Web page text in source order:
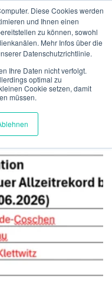
Diese Cookies werden
und Ihnen einen
zu können, sowohl
Mehr Infos über die
Datenschutzrichtlinie.
Ihre Daten nicht verfolgt.
optimal zu
Cookie setzen, damit
müssen.
VERIFIKATION
KONTAKT